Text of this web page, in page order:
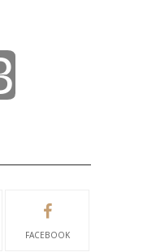
FACEBOOK